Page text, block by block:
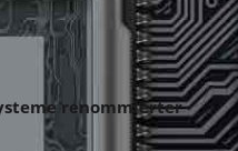
renommierter